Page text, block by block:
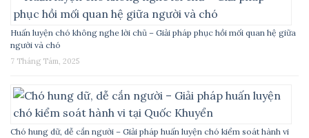
Huấn luyện chó không nghe lời chủ – Giải pháp phục hồi mối quan hệ giữa
người và chó
7 Tháng Tám, 2025
Chó hung dữ, dễ cắn người – Giải pháp huấn luyện chó kiểm soát hành vi